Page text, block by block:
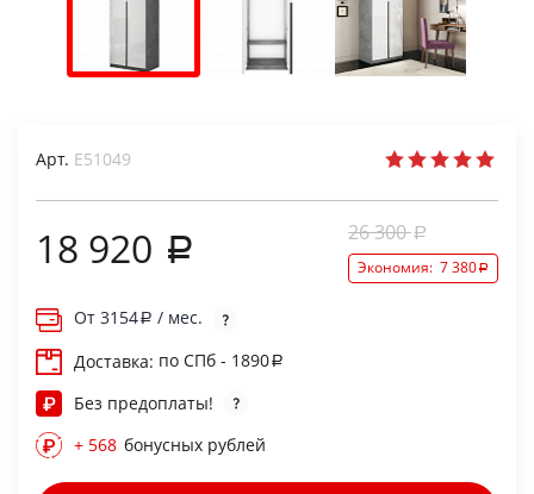
Арт. Е51049
18 920 26 300
Экономия: 7 380
От 3154
/ мес.
Доставка: по СПб - 1890
Без предоплаты!
+ 568 бонусных рублей